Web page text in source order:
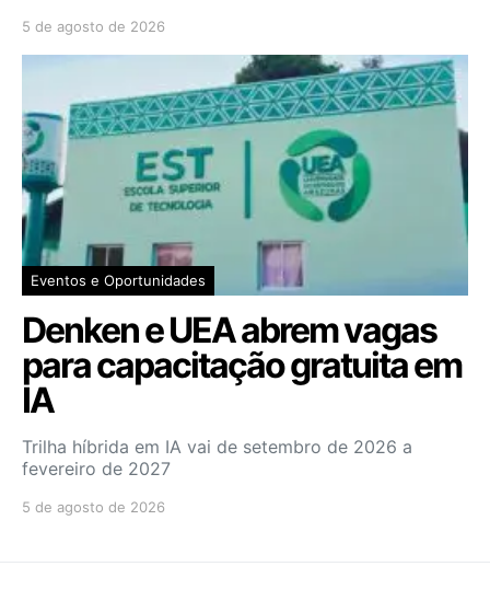
5 de agosto de 2026
Eventos e Oportunidades
Denken e UEA abrem vagas
para capacitação gratuita em
IA
Trilha híbrida em IA vai de setembro de 2026 a
fevereiro de 2027
5 de agosto de 2026